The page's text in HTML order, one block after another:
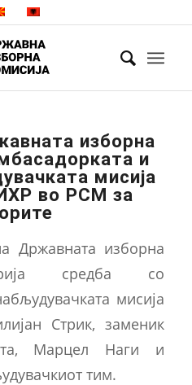
изборна
и
мисија
во РСМ за
Државната изборна
средба со
мисија
Стрик, заменик
Марцел Наги и
тим.